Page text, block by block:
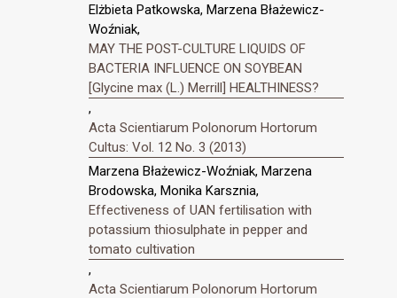
Elżbieta Patkowska, Marzena Błażewicz-
Woźniak,
MAY THE POST-CULTURE LIQUIDS OF
BACTERIA INFLUENCE ON SOYBEAN
[Glycine max (L.) Merrill] HEALTHINESS?
,
Acta Scientiarum Polonorum Hortorum
Cultus: Vol. 12 No. 3 (2013)
Marzena Błażewicz-Woźniak, Marzena
Brodowska, Monika Karsznia,
Effectiveness of UAN fertilisation with
potassium thiosulphate in pepper and
tomato cultivation
,
Acta Scientiarum Polonorum Hortorum